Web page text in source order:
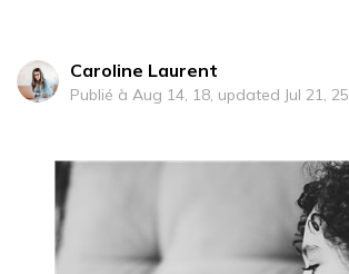
Caroline Laurent
Publié à Aug 14, 18, updated Jul 21, 25